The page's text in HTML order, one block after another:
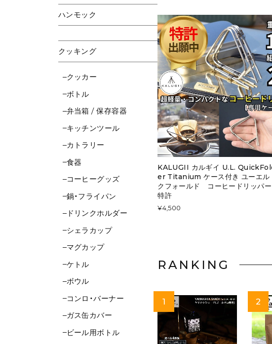
ハンモック
クッキング
クッカー
ボトル
弁当箱 / 保存容器
キッチンツール
カトラリー
食器
コーヒーグッズ
鍋・フライパン
ドリンクホルダー
シェラカップ
マグカップ
ケトル
ボウル
コンロ・バーナー
ガス缶カバー
ビール用ボトル
KALUGII カルギイ U.L.
er Titanium ケース付き ユーエ
クフォールド コーヒードリッパ
特許
¥4,500
RANKING